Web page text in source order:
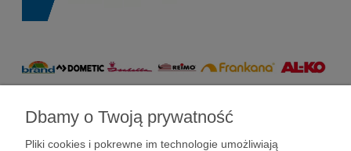
Pomoc
Dbamy o Twoją prywatność
Pliki cookies i pokrewne im technologie umożliwiają